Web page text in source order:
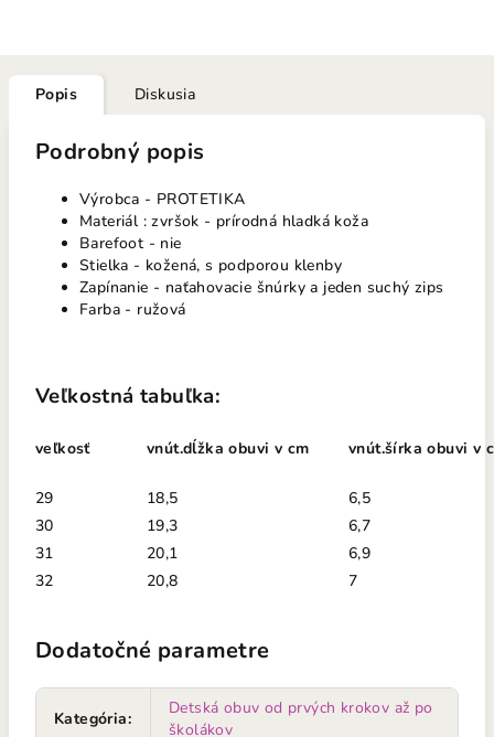
Popis Diskusia
Podrobný popis
Výrobca - PROTETIKA
Materiál : zvršok - prírodná hladká koža
Barefoot - nie
Stielka - kožená, s podporou klenby
Zapínanie - naťahovacie šnúrky a jeden suchý zips
Farba - ružová
Veľkostná tabuľka:
veľkosť vnút.dĺžka obuvi v cm vnút.šírka obuvi v
29 18,5
6,5
30
19,3
6,7
31
20,1
6,9
32
20,8 7
Dodatočné parametre
Kategória:
Detská obuv od prvých krokov až po
školákov